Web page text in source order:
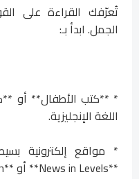
تُعرّفك القراءة على
الجمل. ابدأ بـ:
* **كتب الأطفال** أو
اللغة الإنجليزية.
* مواقع إلكترونية
**News in Levels** أو **BBC Learning English**.